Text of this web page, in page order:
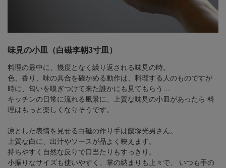
味見の小皿（白磁李朝3寸皿）
料理の最中に、幾度となく繰り返される味見の時。
色、香り、味の具合を確かめる動作は、料理する人のものですが
時に、匂いを嗅ぎつけて来た誰かにも見てもらう…
キッチンの日常に流れる風景に、上質な味見の小皿があったら 料
理はもっと楽しくなりそうです。
凛とした表情を見せる白磁の作り手は藤塚光男さん。
上質な白に、出汁やソースが品よく映えます。
持ちやすく自然な反りで口当たりもすっきり。
小振りなサイズも使いやすく、掌の納まりも上々で、
いつも手の